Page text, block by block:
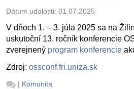
Dátum udalosti: 01.07.2025
V dňoch 1. – 3. júla 2025 sa na
uskutoční 13. ročník konferencie
zverejnený program konferencie
Zdroj: ossconf.fri.uniza.sk
| Komunita